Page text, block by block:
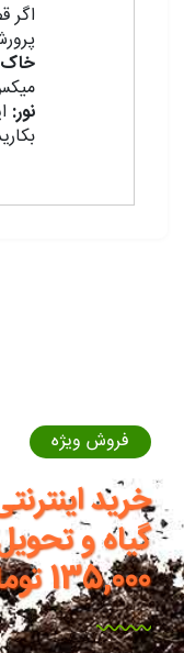
اگر
نور:
فروش ویژه
خرید
گیاه و
135,000 تومان